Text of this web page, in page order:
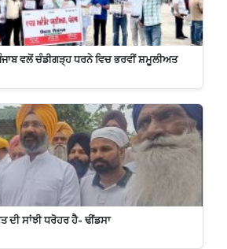
ਵਲੋਂ ਚੰਡੀਗੜ੍ਹ ਧਰਨੇ ਵਿਚ ਭਰਵੀਂ ਸ਼ਮੂਲੀਅਤ
ਦੀ ਸਾਂਝੀ ਧਰੋਹਰ ਹੈ- ਢੀਂਡਸਾ